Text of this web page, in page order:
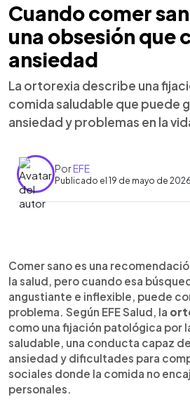
Cuando comer
una obsesión que
ansiedad
La ortorexia describe una
comida saludable que puede
ansiedad y problemas en la
PorEFE
Publicado el 19 de mayo de 2026
Escuchar artículo
La ortorexia es una fijación
alimentación saludable que
ansiedad y dificultades en la
EFE Salud, la nutricionista
describe como “una
aunque aún no figure en el
trastornos mentales. Quienes
dedicar demasiado tiempo a
revisar alimentos o evitar
controlan lo que comen. La
Comer sano es una
la salud, pero cuando esa
angustiante e inflexible, puede
problema. Según EFE Salud, la
como una fijación patológica por
saludable, una conducta capaz
ansiedad y dificultades para
sociales donde la comida no
personales.